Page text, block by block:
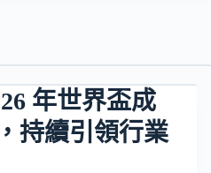
年世界盃成
持續引領行業